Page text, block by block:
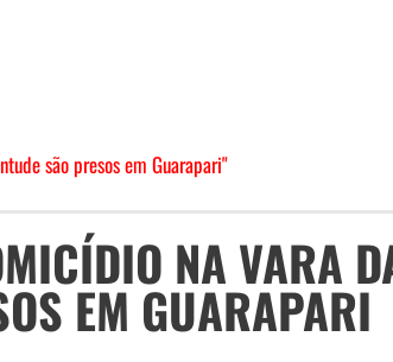
são presos em Guarapari"
NA VARA
EM GUARAPARI